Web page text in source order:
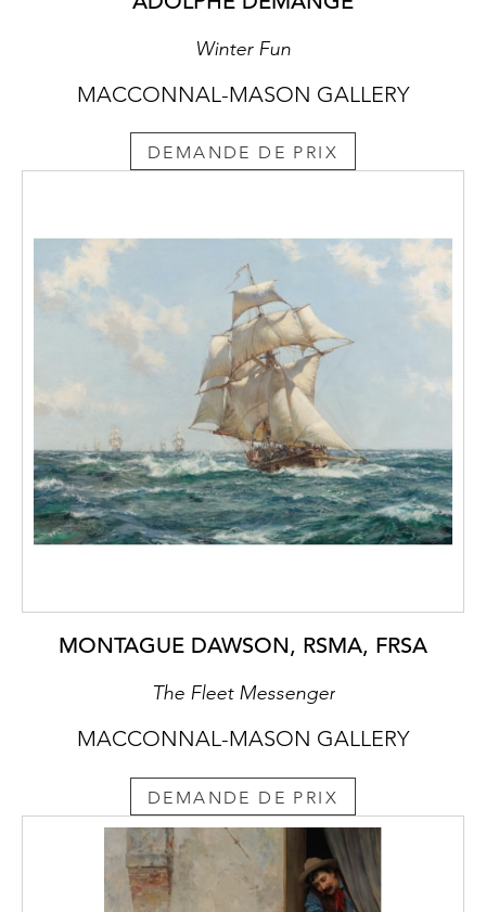
Winter Fun
MACCONNAL-MASON GALLERY
DEMANDE DE PRIX
MONTAGUE DAWSON, RSMA, FRSA
The Fleet Messenger
MACCONNAL-MASON GALLERY
DEMANDE DE PRIX